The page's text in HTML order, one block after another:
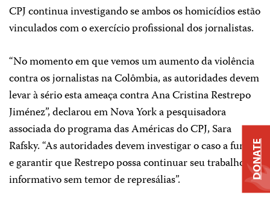
CPJ continua investigando se ambos os homicídios estão
vinculados com o exercício profissional dos jornalistas.
“No momento em que vemos um aumento da violência
contra os jornalistas na Colômbia, as autoridades devem
levar à sério esta ameaça contra Ana Cristina Restrepo
Jiménez”, declarou em Nova York a pesquisadora
associada do programa das Américas do CPJ, Sara
Rafsky. “As autoridades devem investigar o caso a fundo
e garantir que Restrepo possa continuar seu trabalho
informativo sem temor de represálias”.
DONATE